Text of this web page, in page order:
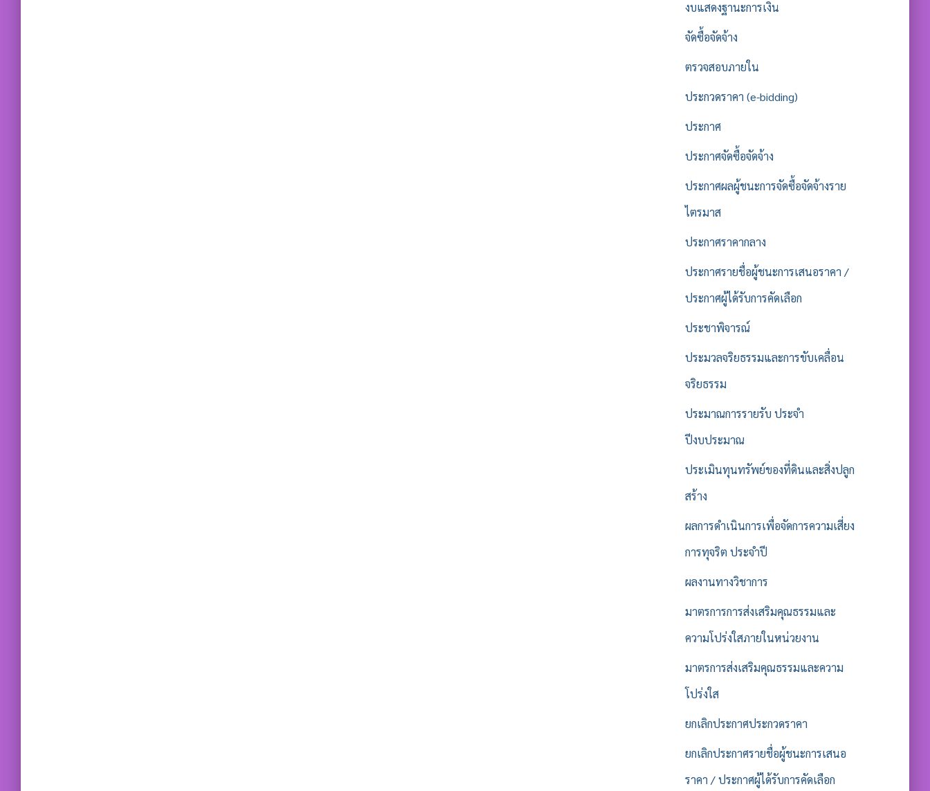
งบแสดงฐานะการเงิน
จัดซื้อจัดจ้าง
ตรวจสอบภายใน
ประกวดราคา (e-bidding)
ประกาศ
ประกาศจัดซื้อจัดจ้าง
ประกาศผลผู้ชนะการจัดซื้อจัดจ้างราย
ไตรมาส
ประกาศราคากลาง
ประกาศรายชื่อผู้ชนะการเสนอราคา /
ประกาศผู้ได้รับการคัดเลือก
ประชาพิจารณ์
ประมวลจริยธรรมและการขับเคลื่อน
จริยธรรม
ประมาณการรายรับ ประจำ
ปีงบประมาณ
ประเมินทุนทรัพย์ของที่ดินและสิ่งปลูก
สร้าง
ผลการดำเนินการเพื่อจัดการความเสี่ยง
การทุจริต ประจำปี
ผลงานทางวิชาการ
มาตรการการส่งเสริมคุณธรรมและ
ความโปร่งใสภายในหน่วยงาน
มาตรการส่งเสริมคุณธรรมและความ
โปร่งใส
ยกเลิกประกาศประกวดราคา
ยกเลิกประกาศรายชื่อผู้ชนะการเสนอ
ราคา / ประกาศผู้ได้รับการคัดเลือก